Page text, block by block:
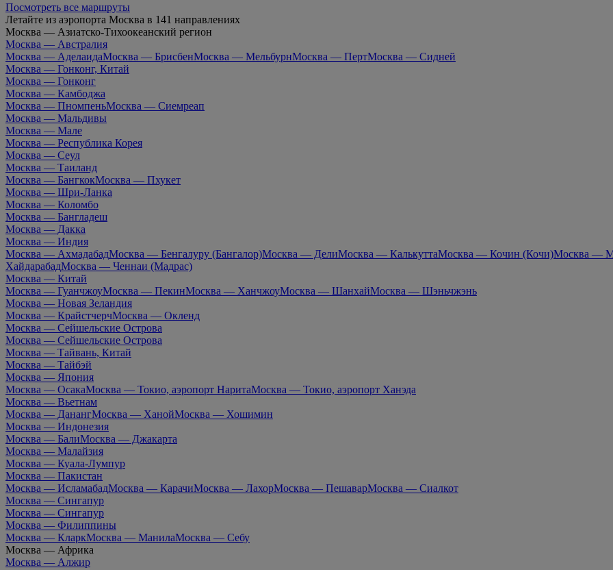
Посмотреть все маршруты
Летайте из аэропорта Москва в 141 направлениях
Москва — Азиатско-Тихоокеанский регион
Москва — Австралия
Москва — АделаидаМосква — БрисбенМосква — МельбурнМосква — ПертМосква — Сидней
Москва — Гонконг, Китай
Москва — Гонконг
Москва — Камбоджа
Москва — ПномпеньМосква — Сиемреап
Москва — Мальдивы
Москва — Мале
Москва — Республика Корея
Москва — Сеул
Москва — Таиланд
Москва — БангкокМосква — Пхукет
Москва — Шри-Ланка
Москва — Коломбо
Москва — Бангладеш
Москва — Дакка
Москва — Индия
Москва — АхмадабадМосква — Бенгалуру (Бангалор)Москва — ДелиМосква — КалькуттаМосква — Кочин (Кочи)Москва —
ХайдарабадМосква — Ченнаи (Мадрас)
Москва — Китай
Москва — ГуанчжоуМосква — ПекинМосква — ХанчжоуМосква — ШанхайМосква — Шэньчжэнь
Москва — Новая Зеландия
Москва — КрайстчерчМосква — Окленд
Москва — Сейшельские Острова
Москва — Сейшельские Острова
Москва — Тайвань, Китай
Москва — Тайбэй
Москва — Япония
Москва — ОсакаМосква — Токио, аэропорт НаритаМосква — Токио, аэропорт Ханэда
Москва — Вьетнам
Москва — ДанангМосква — ХанойМосква — Хошимин
Москва — Индонезия
Москва — БалиМосква — Джакарта
Москва — Малайзия
Москва — Куала-Лумпур
Москва — Пакистан
Москва — ИсламабадМосква — КарачиМосква — ЛахорМосква — ПешаварМосква — Сиалкот
Москва — Сингапур
Москва — Сингапур
Москва — Филиппины
Москва — КларкМосква — МанилаМосква — Себу
Москва — Африка
Москва — Алжир